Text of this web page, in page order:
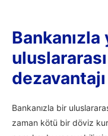
Bankanızla
dezavantajı
Bankanızla bir
zaman kötü bir döviz